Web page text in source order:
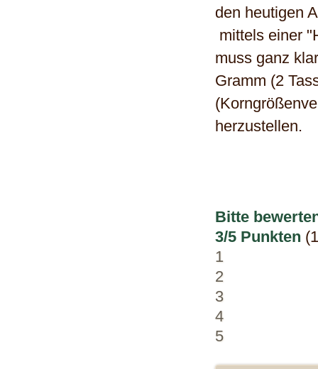
den heutigen
mittels einer
muss ganz
Gramm (2
herzustellen.
Bitte
3/5 Punkten
1
2
3
4
5